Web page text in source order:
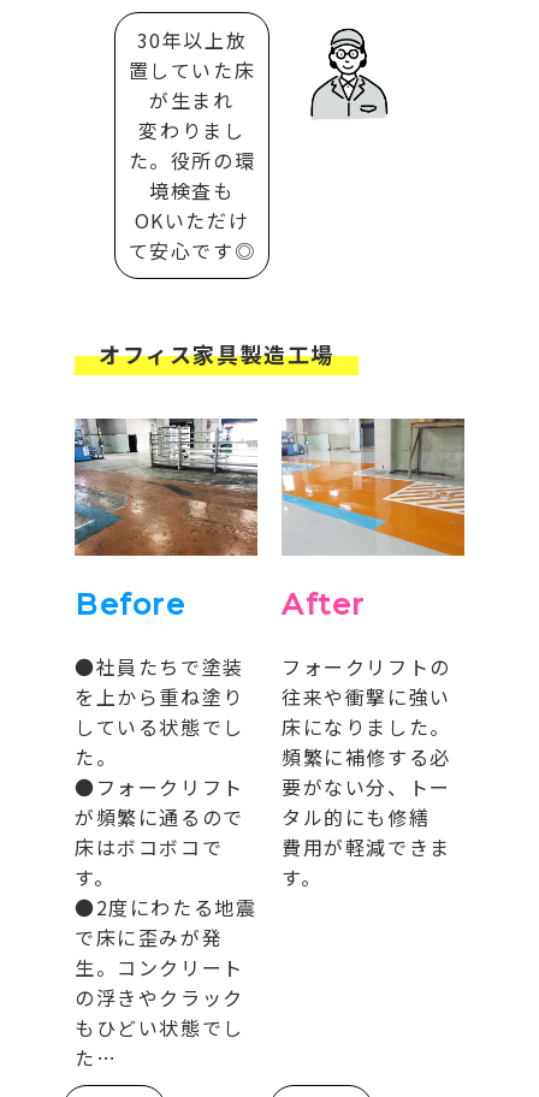
30年以上放
置していた床
が生まれ
変わりまし
た。役所の環
境検査も
OKいただけ
て安心です◎
オフィス家具製造工場
Before
●社員たちで塗装
を上から重ね塗り
している状態でし
た。
●フォークリフト
が頻繁に通るので
床はボコボコで
す。
●2度にわたる地震
で床に歪みが発
生。コンクリート
の浮きやクラック
もひどい状態でし
た…
After
フォークリフトの
往来や衝撃に強い
床になりました。
頻繁に補修する必
要がない分、トー
タル的にも修繕
費用が軽減できま
す。